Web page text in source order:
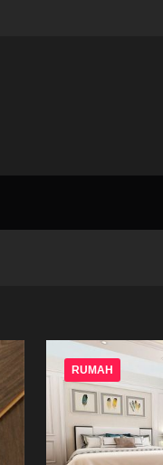
RUMAH